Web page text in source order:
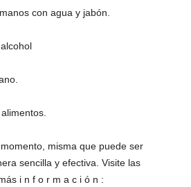
con agua y jabón.
misma que puede ser
sencilla y efectiva. Visite las
i n f o r m a c i ó n :